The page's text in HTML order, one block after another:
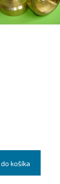
košíka